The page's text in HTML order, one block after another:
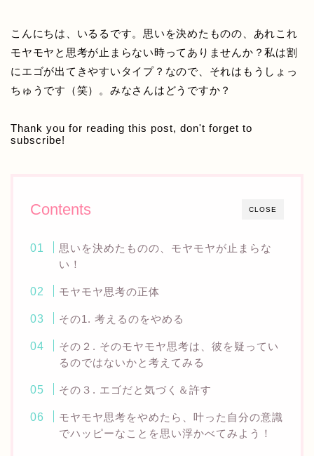
こんにちは、いるるです。思いを決めたものの、あれこれ
モヤモヤと思考が止まらない時ってありませんか？私は割
にエゴが出てきやすいタイプ？なので、それはもうしょっ
ちゅうです（笑）。みなさんはどうですか？
Thank you for reading this post, don't forget to
subscribe!
CLOSE
Contents
思いを決めたものの、モヤモヤが止まらな
い！
モヤモヤ思考の正体
その1. 考えるのをやめる
その２. そのモヤモヤ思考は、彼を疑ってい
るのではないかと考えてみる
その３. エゴだと気づく＆許す
モヤモヤ思考をやめたら、叶った自分の意識
でハッピーなことを思い浮かべてみよう！